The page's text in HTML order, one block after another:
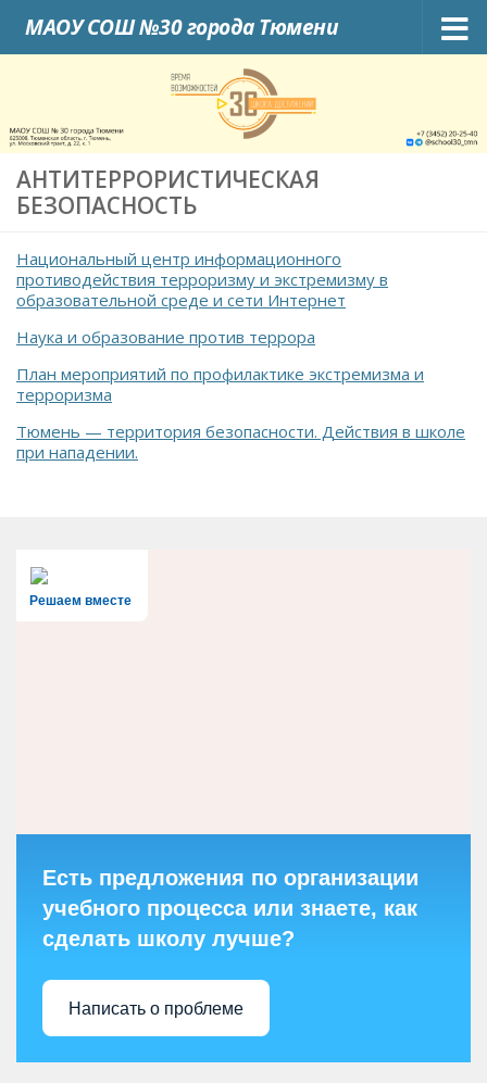
Skip to content
МАОУ СОШ №30 города Тюмени
АНТИТЕРРОРИСТИЧЕСКАЯ
БЕЗОПАСНОСТЬ
Национальный центр информационного
противодействия терроризму и экстремизму в
образовательной среде и сети Интернет
Наука и образование против террора
План мероприятий по профилактике экстремизма и
терроризма
Тюмень — территория безопасности. Действия в школе
при нападении.
Решаем вместе
Есть предложения по организации
учебного процесса или знаете, как
сделать школу лучше?
Написать о проблеме